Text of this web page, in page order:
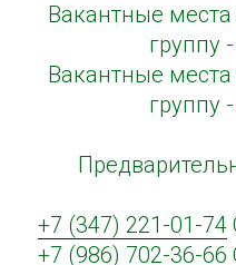
Вакантные
группу
Вакантные
группу
+7 (347) 221-01-74
+7 (986) 702-36-66